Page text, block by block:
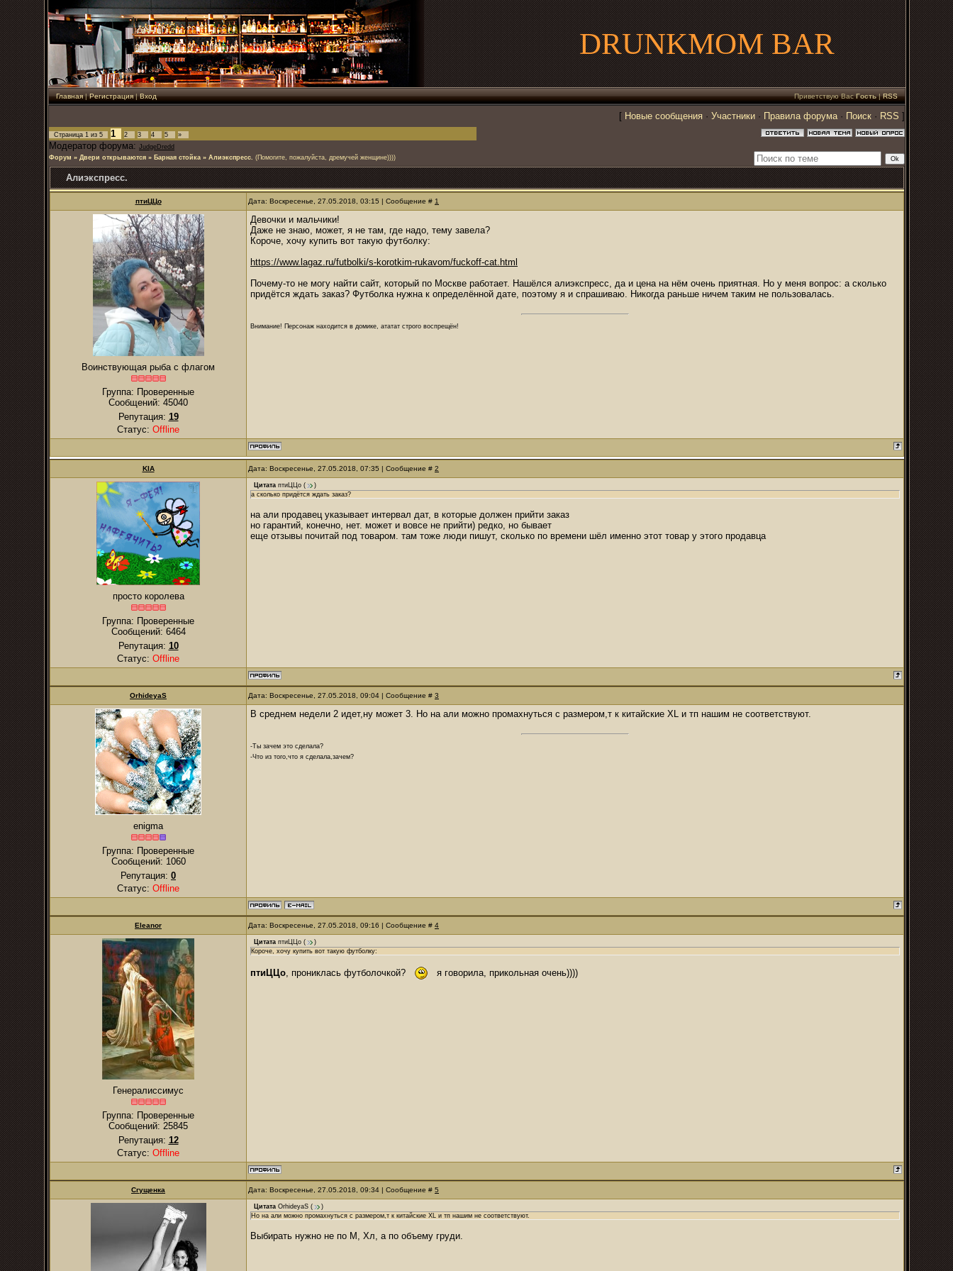
DRUNKMOM BAR
Главная|Регистрация|Вход Приветствую Вас Гость|RSS
[ Новые сообщения · Участники · Правила форума· Поиск · RSS ]
Страница 1 из 5 1 2 3 4 5 »
Модератор форума: JudgeDredd
Форум » Двери открываются » Барная стойка » Алиэкспресс. (Помогите, пожалуйста, дремучей женщине))))
Алиэкспресс.
птиЦЦо Дата: Воскресенье, 27.05.2018, 03:15 | Сообщение # 1
Воинствующая рыба с флагом
Группа: Проверенные
Сообщений: 45040
Репутация: 19
Статус: Offline
Девочки и мальчики!
Даже не знаю, может, я не там, где надо, тему завела?
Короче, хочу купить вот такую футболку:
https://www.lagaz.ru/futbolki/s-korotkim-rukavom/fuckoff-cat.html
Почему-то не могу найти сайт, который по Москве работает. Нашёлся алиэкспресс, да и цена на нём очень приятная. Но у меня вопрос: а сколько
придётся ждать заказ? Футболка нужна к определённой дате, поэтому я и спрашиваю. Никогда раньше ничем таким не пользовалась.
Внимание! Персонаж находится в домике, ататат строго воспрещён!
KIA Дата: Воскресенье, 27.05.2018, 07:35 | Сообщение # 2
просто королева
Группа: Проверенные
Сообщений: 6464
Репутация: 10
Статус: Offline
Цитата птиЦЦо (
)
а сколько придётся ждать заказ?
на али продавец указывает интервал дат, в которые должен прийти заказ
но гарантий, конечно, нет. может и вовсе не прийти) редко, но бывает
еще отзывы почитай под товаром. там тоже люди пишут, сколько по времени шёл именно этот товар у этого продавца
OrhideyaS Дата: Воскресенье, 27.05.2018, 09:04 | Сообщение # 3
enigma
Группа: Проверенные
Сообщений: 1060
Репутация: 0
Статус: Offline
В среднем недели 2 идет,ну может 3. Но на али можно промахнуться с размером,т к китайские XL и тп нашим не соответствуют.
-Ты зачем это сделала?
-Что из того,что я сделала,зачем?
Eleanor Дата: Воскресенье, 27.05.2018, 09:16 | Сообщение # 4
Генералиссимус
Группа: Проверенные
Сообщений: 25845
Репутация: 12
Статус: Offline
Цитата птиЦЦо (
)
Короче, хочу купить вот такую футболку:
птиЦЦо , прониклась футболочкой? я говорила, прикольная очень))))
Сгущенка Дата: Воскресенье, 27.05.2018, 09:34 | Сообщение # 5
Цитата OrhideyaS (
)
Но на али можно промахнуться с размером,т к китайские XL и тп нашим не соответствуют.
Выбирать нужно не по М, Хл, а по объему груди.